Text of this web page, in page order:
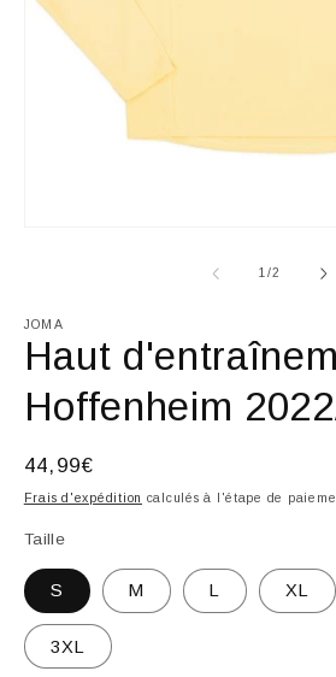
une
fenêtre
modale
1/de
2
JOMA
Haut
Hoffenheim
Prix
habituel
44,99€
Frais d'expédition calculés à l'étape de
Taille
S M L XL
3XL